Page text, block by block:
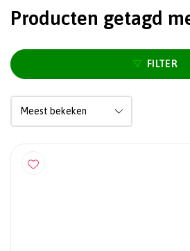
Producten getagd
FILTER